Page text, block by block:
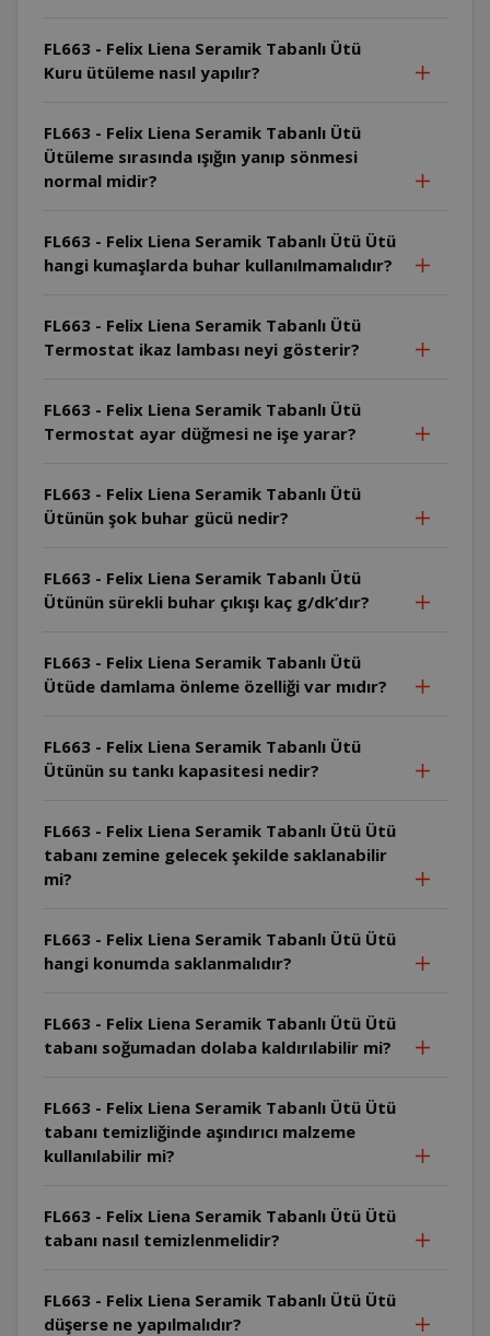
FL663 - Felix Liena Seramik Tabanlı Ütü
Kuru ütüleme nasıl yapılır?
FL663 - Felix Liena Seramik Tabanlı Ütü
Ütüleme sırasında ışığın yanıp sönmesi
normal midir?
FL663 - Felix Liena Seramik Tabanlı Ütü Ütü
hangi kumaşlarda buhar kullanılmamalıdır?
FL663 - Felix Liena Seramik Tabanlı Ütü
Termostat ikaz lambası neyi gösterir?
FL663 - Felix Liena Seramik Tabanlı Ütü
Termostat ayar düğmesi ne işe yarar?
FL663 - Felix Liena Seramik Tabanlı Ütü
Ütünün şok buhar gücü nedir?
FL663 - Felix Liena Seramik Tabanlı Ütü
Ütünün sürekli buhar çıkışı kaç g/dk’dır?
FL663 - Felix Liena Seramik Tabanlı Ütü
Ütüde damlama önleme özelliği var mıdır?
FL663 - Felix Liena Seramik Tabanlı Ütü
Ütünün su tankı kapasitesi nedir?
FL663 - Felix Liena Seramik Tabanlı Ütü Ütü
tabanı zemine gelecek şekilde saklanabilir
mi?
FL663 - Felix Liena Seramik Tabanlı Ütü Ütü
hangi konumda saklanmalıdır?
FL663 - Felix Liena Seramik Tabanlı Ütü Ütü
tabanı soğumadan dolaba kaldırılabilir mi?
FL663 - Felix Liena Seramik Tabanlı Ütü Ütü
tabanı temizliğinde aşındırıcı malzeme
kullanılabilir mi?
FL663 - Felix Liena Seramik Tabanlı Ütü Ütü
tabanı nasıl temizlenmelidir?
FL663 - Felix Liena Seramik Tabanlı Ütü Ütü
düşerse ne yapılmalıdır?